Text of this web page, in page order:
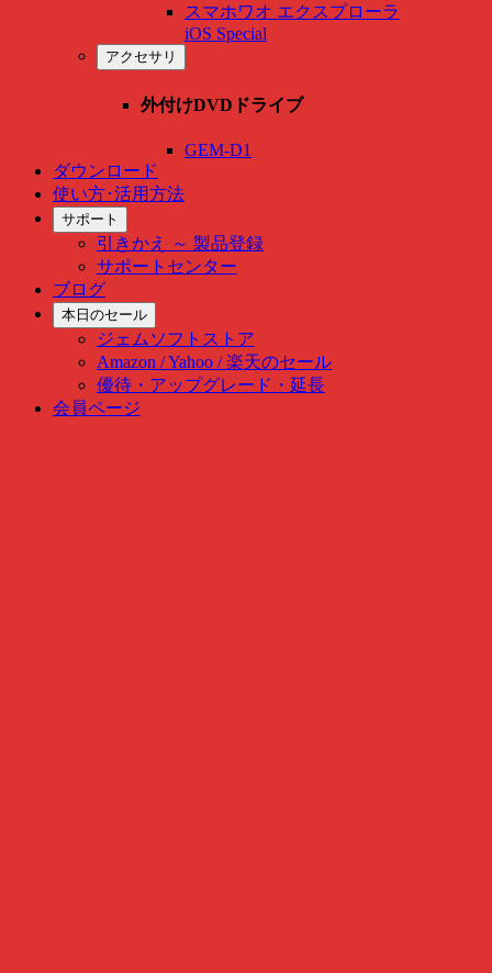
スマホワオ エクスプローラ
iOS Special
アクセサリ
外付けDVDドライブ
GEM-D1
ダウンロード
使い方･活用方法
サポート
引きかえ ～ 製品登録
サポートセンター
ブログ
本日のセール
ジェムソフトストア
Amazon / Yahoo / 楽天のセール
優待・アップグレード・延長
会員ページ